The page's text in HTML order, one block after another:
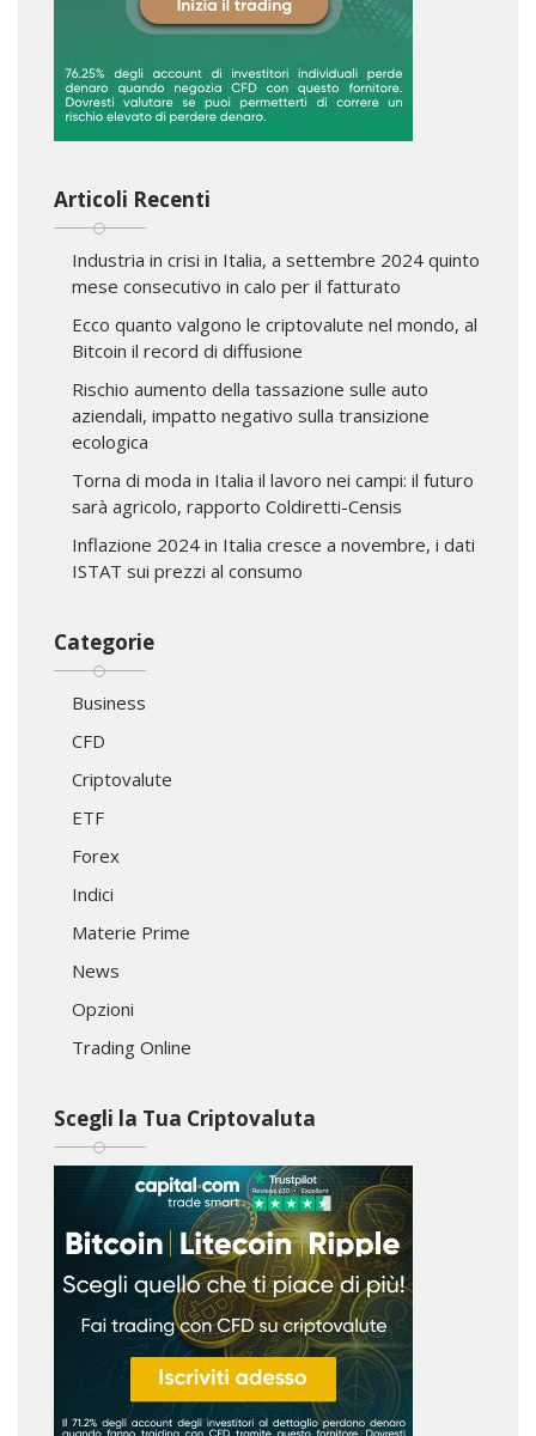
Articoli Recenti
Industria in crisi in Italia, a settembre 2024 quinto
mese consecutivo in calo per il fatturato
Ecco quanto valgono le criptovalute nel mondo, al
Bitcoin il record di diffusione
Rischio aumento della tassazione sulle auto
aziendali, impatto negativo sulla transizione
ecologica
Torna di moda in Italia il lavoro nei campi: il futuro
sarà agricolo, rapporto Coldiretti-Censis
Inflazione 2024 in Italia cresce a novembre, i dati
ISTAT sui prezzi al consumo
Categorie
Business
CFD
Criptovalute
ETF
Forex
Indici
Materie Prime
News
Opzioni
Trading Online
Scegli la Tua Criptovaluta